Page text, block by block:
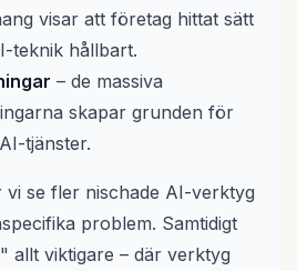
visar att företag hittat sätt
teknik hållbart.
– de massiva
skapar grunden för
tjänster.
vi se fler nischade AI-verktyg
problem. Samtidigt
allt viktigare – där verktyg